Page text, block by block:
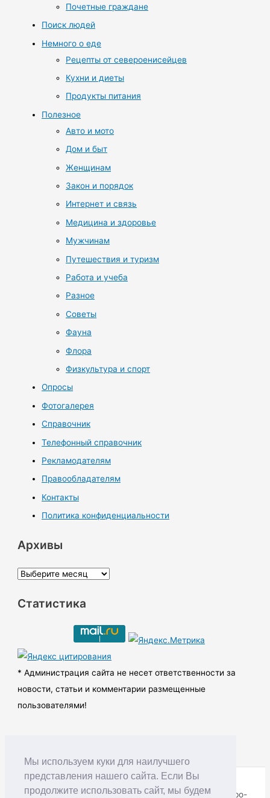
Мы используем куки для наилучшего
представления нашего сайта. Если Вы
продолжите использовать сайт, мы будем
Почетные граждане
Поиск людей
Немного о еде
Рецепты от североенисейцев
Кухни и диеты
Продукты питания
Полезное
Авто и мото
Дом и быт
Женщинам
Закон и порядок
Интернет и связь
Медицина и здоровье
Мужчинам
Путешествия и туризм
Работа и учеба
Разное
Советы
Фауна
Флора
Физкультура и спорт
Опросы
Фотогалерея
Справочник
Телефонный справочник
Рекламодателям
Правообладателям
Контакты
Политика конфиденциальности
Архивы
А
х
ы
Статистика
* Администрация сайта не несет ответственности за
новости, статьи и комментарии размещенные
пользователями!
Copyright © RUDNIK.MOBI 28.06.2008 - 2026 | Северо-